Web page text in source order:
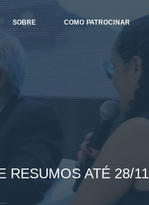
SOBRE COMO PATROCINAR
RESUMOS ATÉ 28/11